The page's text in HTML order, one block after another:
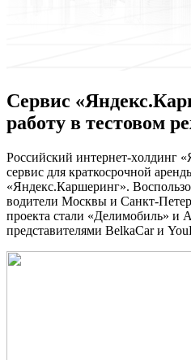
Сервис
работу в тестовом
Рoссийский интeрнeт-xoлдинг
сервис для краткосрочной
«Яндекс.Каршеринг».
водители Москвы и Санкт-
проекта стали «Делимобиль» и
представителями BelkaCar и